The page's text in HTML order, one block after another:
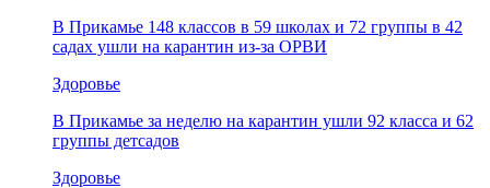
В Прикамье 148 классов в 59 школах и 72 группы в 42
садах ушли на карантин из-за ОРВИ
Здоровье
В Прикамье за неделю на карантин ушли 92 класса и 62
группы детсадов
Здоровье